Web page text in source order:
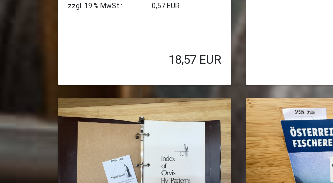
zzgl. 19 % MwSt.:
0,57 EUR
18,57 EUR